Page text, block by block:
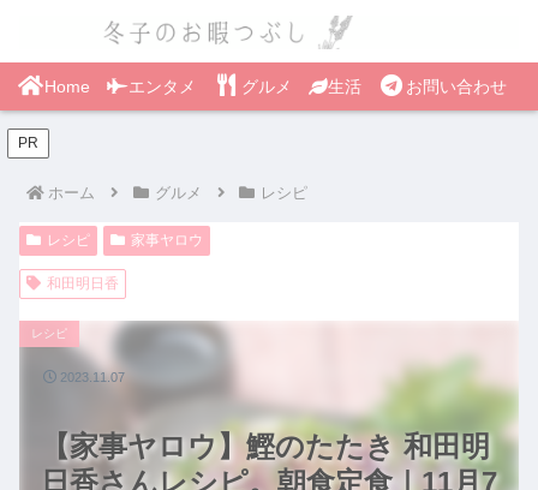
Home エンタメ グルメ 生活 お問い合わせ
PR
ホーム グルメ レシピ
レシピ 家事ヤロウ
和田明日香
【家事ヤロウ】鰹のたたき 和田明
日香さんレシピ。朝食定食｜11月7
レシピ
2023.11.07